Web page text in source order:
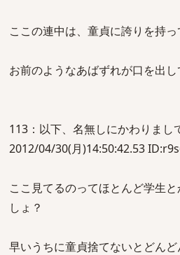
ここの連中は、童貞に誇りを持っ
お前のようなあばずれが口を出
113：以下、名無しにかわりまし
2012/04/30(月)14:50:42.53
ここ見てるのってほとんど学生
しょ？
早いうちに童貞捨てないとどん